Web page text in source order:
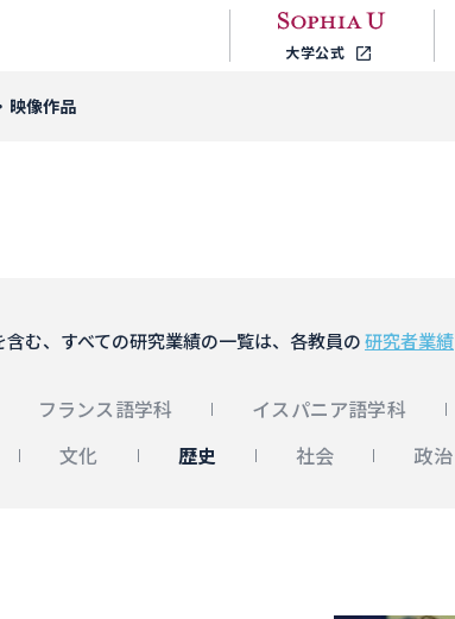
大学公式
映像作品
む、すべての研究業績の一覧は、各教員の研究者業績
フランス語学科 イスパニア語学科
文化 歴史 社会 政治